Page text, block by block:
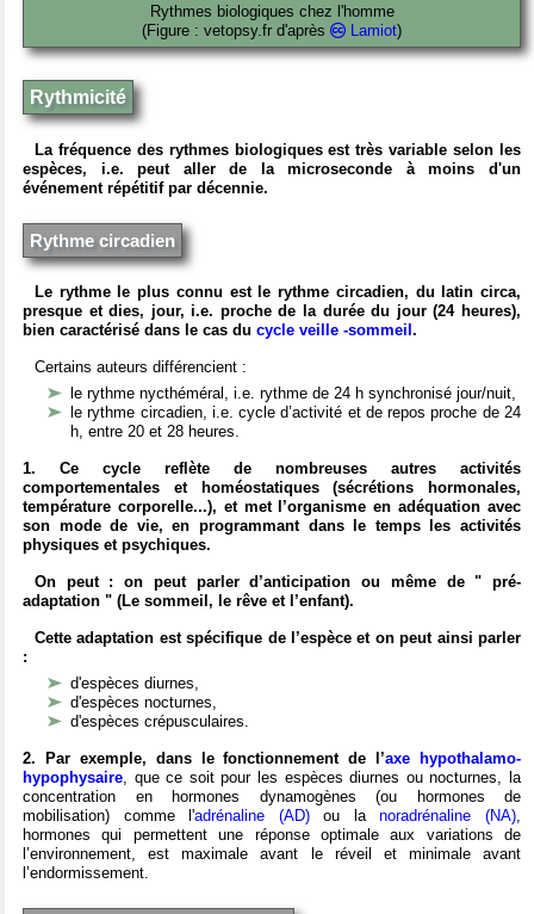
Rythmes biologiques chez l'homme
(Figure : vetopsy.fr d'après
Lamiot)
Rythmicité
La fréquence des rythmes biologiques est très variable selon les
espèces, i.e. peut aller de la microseconde à moins d'un
événement répétitif par décennie.
Rythme circadien
Le rythme le plus connu est le rythme circadien, du latin circa,
presque et dies, jour, i.e. proche de la durée du jour (24 heures),
bien caractérisé dans le cas du cycle veille -sommeil .
Certains auteurs différencient :
le rythme nycthéméral, i.e. rythme de 24 h synchronisé jour/nuit,
le rythme circadien, i.e. cycle d’activité et de repos proche de 24
h, entre 20 et 28 heures.
1. Ce cycle reflète de nombreuses autres activités
comportementales et homéostatiques (sécrétions hormonales,
température corporelle...), et met l’organisme en adéquation avec
son mode de vie, en programmant dans le temps les activités
physiques et psychiques.
On peut : on peut parler d’anticipation ou même de " pré-
adaptation " (Le sommeil, le rêve et l’enfant).
Cette adaptation est spécifique de l’espèce et on peut ainsi parler
:
d'espèces diurnes,
d'espèces nocturnes,
d'espèces crépusculaires.
2. Par exemple, dans le fonctionnement de l’axe hypothalamo-
hypophysaire , que ce soit pour les espèces diurnes ou nocturnes, la
concentration en hormones dynamogènes (ou hormones de
mobilisation) comme l'adrénaline (AD)ou lanoradrénaline (NA)
hormones qui permettent une réponse optimale aux variations de
l’environnement, est maximale avant le réveil et minimale avant
l’endormissement.